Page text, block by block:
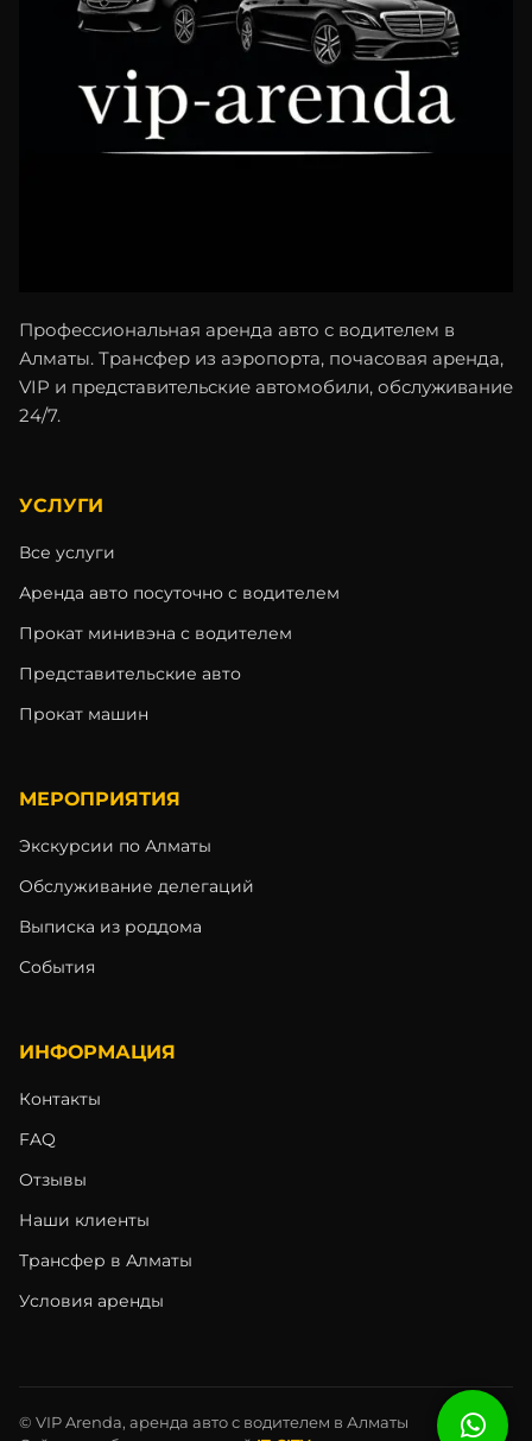
Профессиональная аренда авто с водителем в
Алматы. Трансфер из аэропорта, почасовая аренда,
VIP и представительские автомобили, обслуживание
24/7.
УСЛУГИ
Все услуги
Аренда авто посуточно с водителем
Прокат минивэна с водителем
Представительские авто
Прокат машин
МЕРОПРИЯТИЯ
Экскурсии по Алматы
Обслуживание делегаций
Выписка из роддома
События
ИНФОРМАЦИЯ
Контакты
FAQ
Отзывы
Наши клиенты
Трансфер в Алматы
Условия аренды
© VIP Arenda, аренда авто с водителем в Алматы